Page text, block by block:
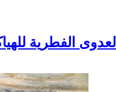
العدوى الفطرية